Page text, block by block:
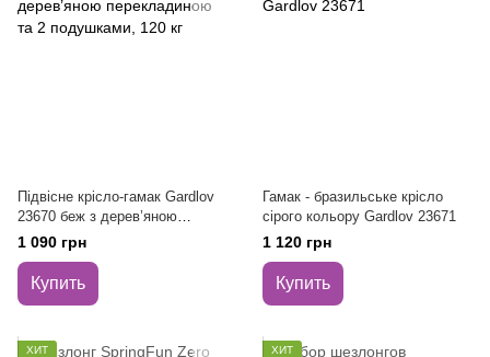
Підвісне крісло-гамак Gardlov
23670 беж з дерев’яною
перекладиною та 2 подушками,
1 090 грн
Купить
Гамак - бразильське крісло
сірого кольору Gardlov 23671
1 120 грн
Купить
ХИТ
ХИТ